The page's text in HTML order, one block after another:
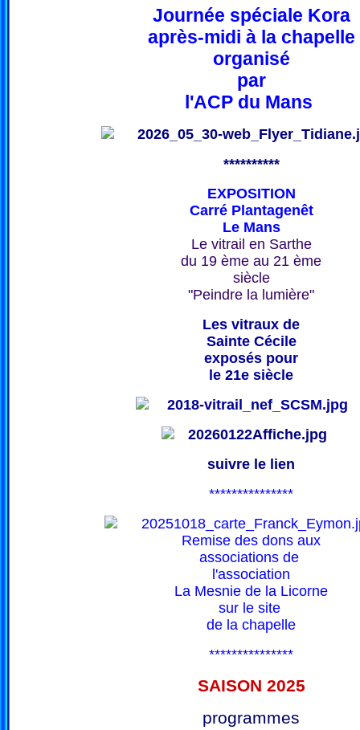
Journée spéciale Kora
après-midi à la chapelle
organisé
par
l'ACP du Mans
**********
EXPOSITION
Carré Plantagenêt
Le Mans
Le vitrail en Sarthe
du 19 ème au 21 ème
siècle
"Peindre la lumière"
Les vitraux de
Sainte Cécile
exposés pour
le 21e siècle
suivre le lien
***************
Remise des dons aux
associations de
l'association
La Mesnie de la Licorne
sur le site
de la chapelle
***************
SAISON 2025
programmes